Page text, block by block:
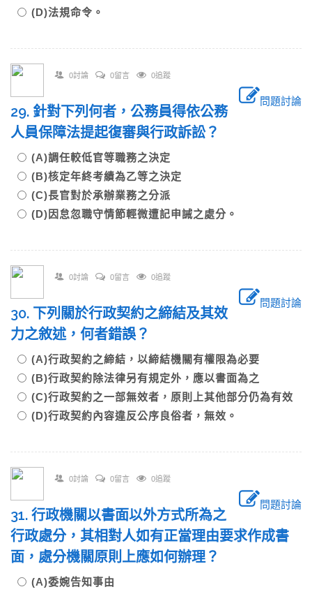
(D)法規命令。
0討論 0留言 0追蹤
問題討論
29. 針對下列何者，公務員得依公務
人員保障法提起復審與行政訴訟？
(A)調任較低官等職務之決定
(B)核定年終考績為乙等之決定
(C)長官對於承辦業務之分派
(D)因怠忽職守情節輕微遭記申誡之處分。
0討論 0留言 0追蹤
問題討論
30. 下列關於行政契約之締結及其效
力之敘述，何者錯誤？
(A)行政契約之締結，以締結機關有權限為必要
(B)行政契約除法律另有規定外，應以書面為之
(C)行政契約之一部無效者，原則上其他部分仍為有效
(D)行政契約內容違反公序良俗者，無效。
0討論 0留言 0追蹤
問題討論
31. 行政機關以書面以外方式所為之
行政處分，其相對人如有正當理由要求作成書
面，處分機關原則上應如何辦理？
(A)委婉告知事由